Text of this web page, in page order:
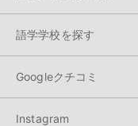
語学学校を探す
Googleクチコミ
Instagram